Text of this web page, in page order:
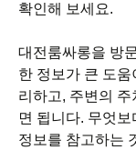
확인해 보세요.
대전룸싸롱을 방
한 정보가 큰 도
리하고, 주변의 주
면 됩니다. 무엇
정보를 참고하는